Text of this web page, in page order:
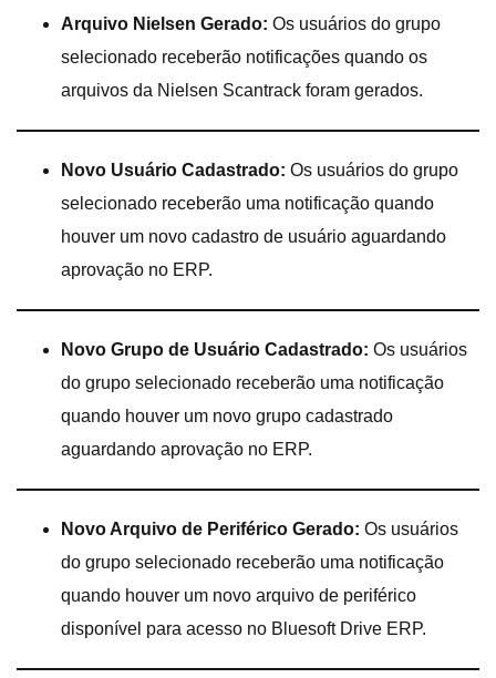
Arquivo Nielsen Gerado: Os usuários do grupo
selecionado receberão notificações quando os
arquivos da Nielsen Scantrack foram gerados.
Novo Usuário Cadastrado: Os usuários do grupo
selecionado receberão uma notificação quando
houver um novo cadastro de usuário aguardando
aprovação no ERP.
Novo Grupo de Usuário Cadastrado: Os usuários
do grupo selecionado receberão uma notificação
quando houver um novo grupo cadastrado
aguardando aprovação no ERP.
Novo Arquivo de Periférico Gerado: Os usuários
do grupo selecionado receberão uma notificação
quando houver um novo arquivo de periférico
disponível para acesso no Bluesoft Drive ERP.